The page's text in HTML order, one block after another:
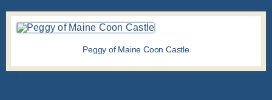
Peggy of Maine Coon Castle